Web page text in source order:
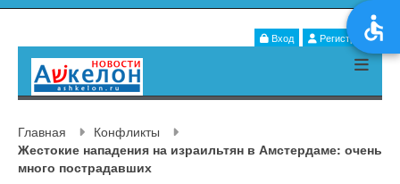
Вход Регистрация
Главная
Конфликты
Жестокие нападения на израильтян в Амстердаме: очень
много пострадавших